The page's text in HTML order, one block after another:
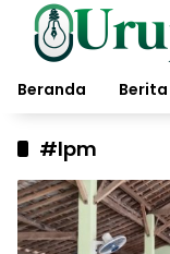
Langsung
konten
Beranda
Berita
#lpm